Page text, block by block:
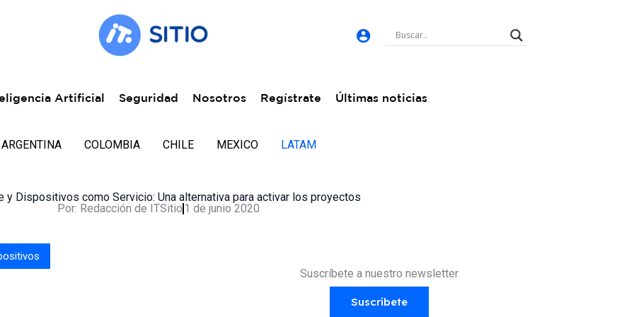
Artificial Seguridad Nosotros Regístrate Últimas noticias
ARGENTINA COLOMBIA CHILE MEXICO LATAM
y Dispositivos como Servicio: Una alternativa para activar los proyectos
Por: Redacción de ITSitio 1 de junio 2020
Suscríbete a nuestro newsletter
Suscríbete